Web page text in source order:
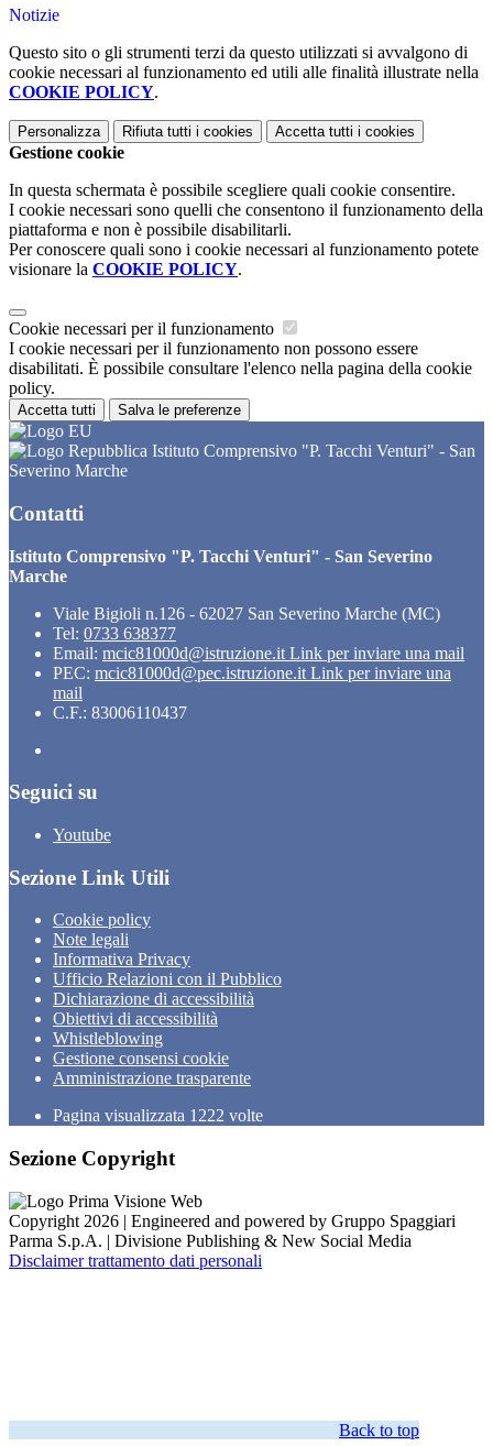
Notizie
Questo sito o gli strumenti terzi da questo utilizzati si avvalgono di
cookie necessari al funzionamento ed utili alle finalità illustrate nella
COOKIE POLICY.
Personalizza Rifiuta tutti i cookies Accetta tutti i cookies
Gestione cookie
In questa schermata è possibile scegliere quali cookie consentire.
I cookie necessari sono quelli che consentono il funzionamento della
piattaforma e non è possibile disabilitarli.
Per conoscere quali sono i cookie necessari al funzionamento potete
visionare la COOKIE POLICY.
Cookie necessari per il funzionamento
I cookie necessari per il funzionamento non possono essere
disabilitati. È possibile consultare l'elenco nella pagina della cookie
policy.
Accetta tutti Salva le preferenze
Istituto Comprensivo "P. Tacchi Venturi" - San
Severino Marche
Contatti
Istituto Comprensivo "P. Tacchi Venturi" - San Severino
Marche
Viale Bigioli n.126 - 62027 San Severino Marche (MC)
Tel: 0733 638377
Email: mcic81000d@istruzione.it Link per inviare una mail
PEC: mcic81000d@pec.istruzione.it Link per inviare una
mail
C.F.: 83006110437
Seguici su
Youtube
Sezione Link Utili
Cookie policy
Note legali
Informativa Privacy
Ufficio Relazioni con il Pubblico
Dichiarazione di accessibilità
Obiettivi di accessibilità
Whistleblowing
Gestione consensi cookie
Amministrazione trasparente
Pagina visualizzata 1222 volte
Sezione Copyright
Copyright 2026 | Engineered and powered by Gruppo Spaggiari
Parma S.p.A. | Divisione Publishing & New Social Media
Disclaimer trattamento dati personali
Back to top